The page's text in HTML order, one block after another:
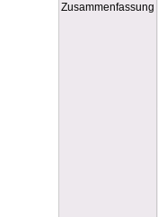
Zusammenfassung